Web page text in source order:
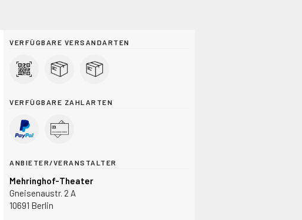
VERFÜGBARE VERSANDARTEN
VERFÜGBARE ZAHLARTEN
ANBIETER/VERANSTALTER
Mehringhof-Theater
Gneisenaustr. 2 A
10691 Berlin